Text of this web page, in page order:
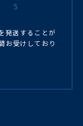
5
発送することが
お受けしており